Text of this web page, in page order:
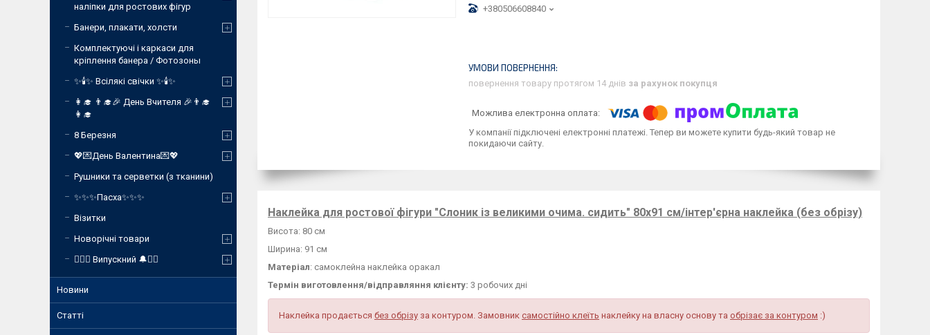
+380506608840
повернення товару протягом 14 днів за рахунок покупця
У компанії підключені електронні платежі. Тепер ви можете купити будь-який товар не
покидаючи сайту.
Наклейка для ростової фігури "Слоник із великими очима. сидить" 80х91 см/інтер'єрна наклейка (без обрізу)
Висота: 80 см
Ширина: 91 см
Матеріал: самоклейна наклейка оракал
Термін виготовлення/відправляння клієнту: 3 робочих дні
Наклейка продається без обрізу за контуром. Замовник самостійно клеїть наклейку на власну основу та обрізає за контуром :)
наліпки для ростових фігур
Банери, плакати, холсти
Комплектуючі і каркаси для
кріплення банера / Фотозоны
✨🕯️✨ Всілякі свічки ✨🕯️✨
👩‍🎓 👨‍🎓🎉 День Вчителя 🎉👨‍🎓
👩‍🎓
8 Березня
💖💌День Валентина💌💖
Рушники та серветки (з тканини)
✨✨✨Пасха✨✨✨
Візитки
Новорічні товари
❤️‍🔥🔔 Випускний 🔔❤️‍🔥
Новини
Статті